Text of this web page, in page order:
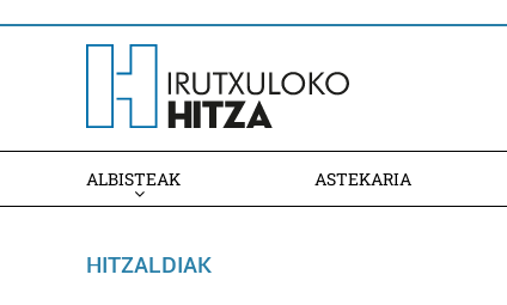
ALBISTEAK ASTEKARIA
HITZALDIAK